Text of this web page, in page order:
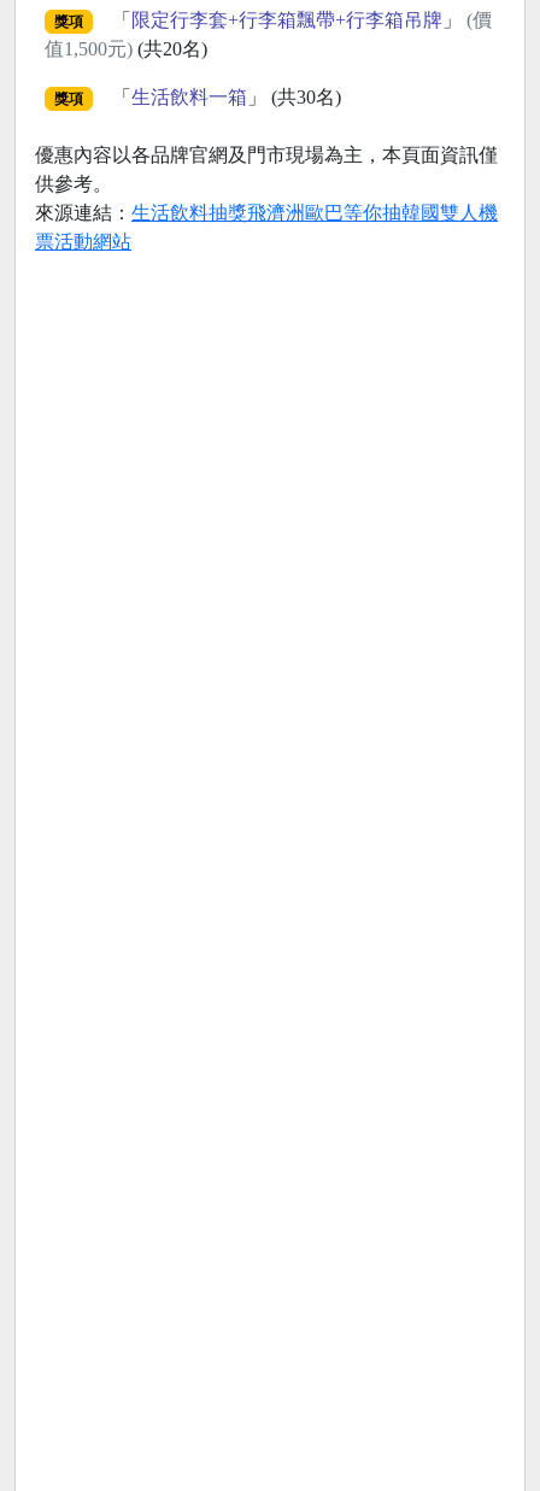
獎項 「 限定行李套+行李箱飄帶+行李箱吊牌」 (價
值1,500元) (共20名)
獎項 「 生活飲料一箱 」 (共30名)
優惠內容以各品牌官網及門市現場為主，本頁面資訊僅
供參考。
來源連結： 生活飲料抽獎飛濟洲歐巴等你抽韓國雙人機
票活動網站